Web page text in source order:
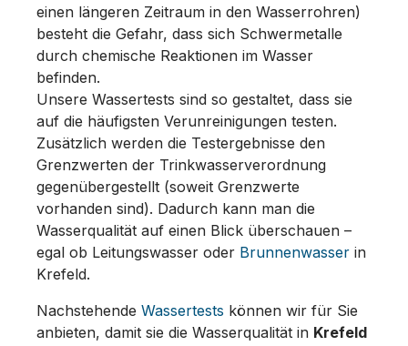
einen längeren Zeitraum in den Wasserrohren)
besteht die Gefahr, dass sich Schwermetalle
durch chemische Reaktionen im Wasser
befinden.
Unsere Wassertests sind so gestaltet, dass sie
auf die häufigsten Verunreinigungen testen.
Zusätzlich werden die Testergebnisse den
Grenzwerten der Trinkwasserverordnung
gegenübergestellt (soweit Grenzwerte
vorhanden sind). Dadurch kann man die
Wasserqualität auf einen Blick überschauen –
egal ob Leitungswasser oder Brunnenwasser in
Krefeld.
Nachstehende Wassertests können wir für Sie
anbieten, damit sie die Wasserqualität in Krefeld